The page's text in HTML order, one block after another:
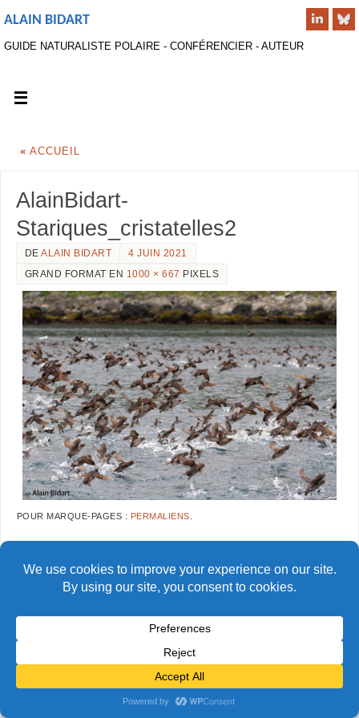
ALAIN BIDART
GUIDE NATURALISTE POLAIRE - CONFÉRENCIER - AUTEUR
« ACCUEIL
AlainBidart-
Stariques_cristatelles2
DEALAIN BIDART
4 JUIN 2021
GRAND FORMAT EN 1000 × 667 PIXELS
POUR MARQUE-PAGES : PERMALIENS
AlainBidart-BailyHead Groenland
© Alain Bidart (2026) - Tous droits réservés
FIÈREMENT PROPULSÉ PARPARABOLA&WORDPRESS.